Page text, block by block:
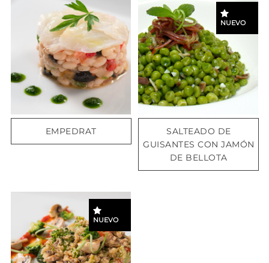
EMPEDRAT
SALTEADO DE
GUISANTES CON JAMÓN
DE BELLOTA
NUEVO
NUEVO